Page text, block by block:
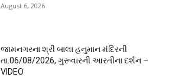
August 6, 2026
જામનગરના શ્રી બાલા હનુમાન મંદિરની
તા.06/08/2026, ગુરૂવારની આરતીના દર્શન –
VIDEO